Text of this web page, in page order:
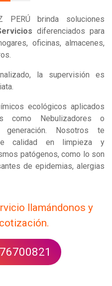
PERÚ brinda soluciones
diferenciados para
oficinas, almacenes,
la supervisión es
ecológicos aplicados
como Nebulizadores o
Nosotros te
calidad en limpieza y
patógenos, como lo son
de epidemias, alergias
llamándonos y